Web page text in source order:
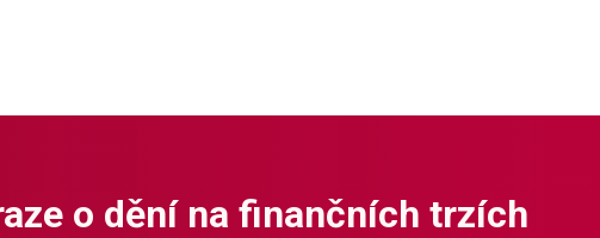
o dění na finančních trzích